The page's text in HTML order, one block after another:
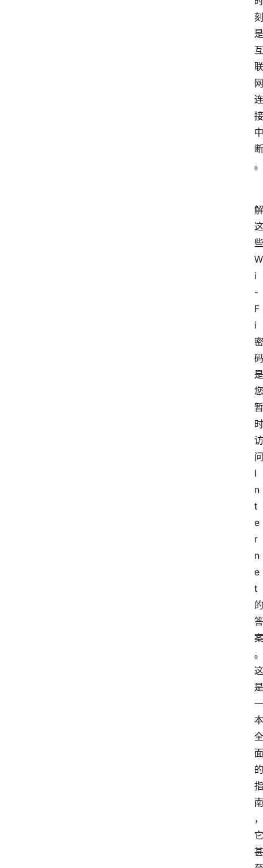
刻
是
互
联
网
连
接
中
断
。
解
这
些
W
i
-
F
i
密
码
是
您
暂
时
访
问
I
n
t
e
r
n
e
t
的
答
案
。
这
是
一
本
全
面
的
指
南
，
它
甚